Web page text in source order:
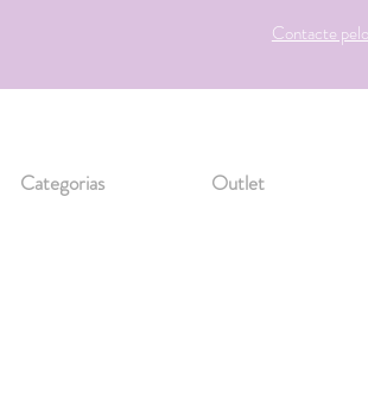
Contacte
Categorias Outlet